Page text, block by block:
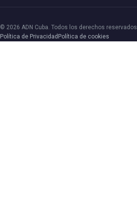
© 2026 ADN Cuba. Todos los derechos reservados.
Política de Privacidad Política de cookies